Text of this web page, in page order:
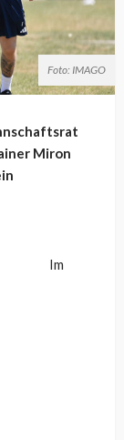
Foto: IMAGO
Miron
Im